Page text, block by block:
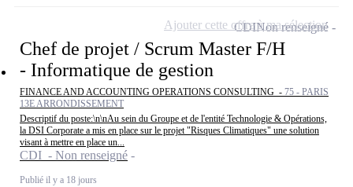
Chef de projet / Scrum Master F/H
- Informatique de gestion
FINANCE AND ACCOUNTING OPERATIONS CONSULTING - 75 - PARIS
13E ARRONDISSEMENT
Descriptif du poste:\n\nAu sein du Groupe et de l'entité Technologie & Opérations,
la DSI Corporate a mis en place sur le projet "Risques Climatiques" une solution
visant à mettre en place un...
CDI - Non renseigné
Publié il y a 18 jours
CDINon renseigné
Ajouter cette offre à ma sélection